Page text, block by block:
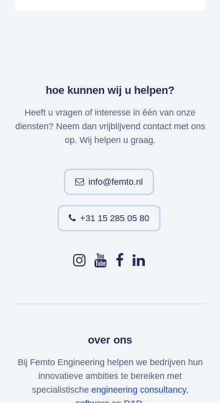
hoe kunnen wij u helpen?
Heeft u vragen of interesse in één van onze
diensten? Neem dan vrijblijvend contact met ons
op. Wij helpen u graag.
info@femto.nl
+31 15 285 05 80
over ons
Bij Femto Engineering helpen we bedrijven hun
innovatieve ambities te bereiken met
specialistische engineering consultancy,